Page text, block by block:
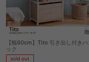
【幅60cm】Tito 引き出し付きハ
ック
sold out